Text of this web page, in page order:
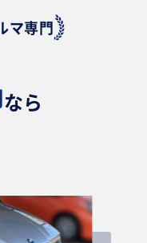
マ専門
なら